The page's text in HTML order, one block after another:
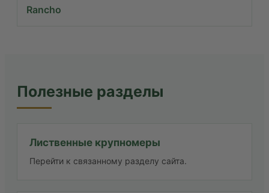
Rancho
Полезные разделы
Лиственные крупномеры
Перейти к связанному разделу сайта.